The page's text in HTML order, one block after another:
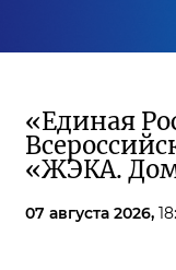
«Единая
«ЖЭКА.
07 августа 2026,